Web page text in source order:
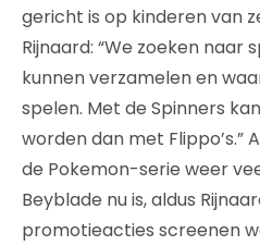
gericht is op kinderen van
Rijnaard: “We zoeken naar
kunnen verzamelen en
spelen. Met de Spinners
worden dan met Flippo’s.”
de Pokemon-serie weer
Beyblade nu is, aldus
promotieacties screenen